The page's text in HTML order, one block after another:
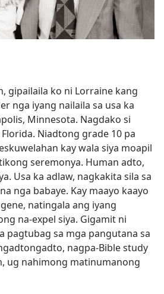
gipailaila ko ni Lorraine kang
nga iyang nailaila sa usa ka
Minnesota. Nagdako si
Florida. Niadtong grade 10 pa
kay wala siya moapil
seremonya. Human adto,
Usa ka adlaw, nagkakita sila sa
nga babaye. Kay maayo kaayo
natingala ang iyang
na-expel siya. Gigamit ni
pagtubag sa mga pangutana sa
nagpa-Bible study
ug nahimong matinumanong